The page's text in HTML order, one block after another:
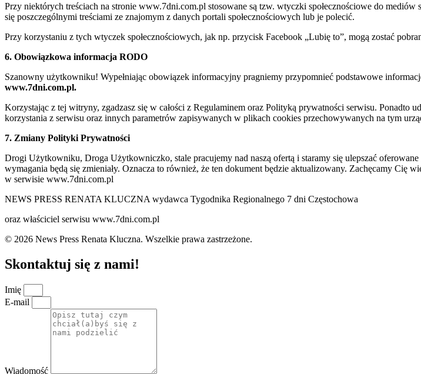
Przy niektórych treściach na stronie www.7dni.com.pl stosowane są tzw. wtyczki społecznościowe do
się poszczególnymi treściami ze znajomym z danych portali społecznościowych lub je polecić.
Przy korzystaniu z tych wtyczek społecznościowych, jak np. przycisk Facebook „Lubię to”, mogą zostać
6. Obowiązkowa informacja RODO
Szanowny użytkowniku! Wypełniając obowiązek informacyjny pragniemy przypomnieć podstawowe
www.7dni.com.pl.
Korzystając z tej witryny, zgadzasz się w całości z Regulaminem oraz Polityką prywatności serwisu.
korzystania z serwisu oraz innych parametrów zapisywanych w plikach cookies przechowywanych na tym
7. Zmiany Polityki Prywatności
Drogi Użytkowniku, Droga Użytkowniczko, stale pracujemy nad naszą ofertą i staramy się ulepszać
wymagania będą się zmieniały. Oznacza to również, że ten dokument będzie aktualizowany. Zachęcamy
w serwisie www.7dni.com.pl
NEWS PRESS RENATA KLUCZNA wydawca Tygodnika Regionalnego 7 dni Częstochowa
oraz właściciel serwisu www.7dni.com.pl
© 2026 News Press Renata Kluczna. Wszelkie prawa zastrzeżone.
Skontaktuj się z nami!
Imię
E-mail
Wiadomość